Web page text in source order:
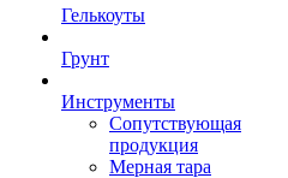
Гелькоуты
Грунт
Инструменты
Сопутствующая
продукция
Мерная тара